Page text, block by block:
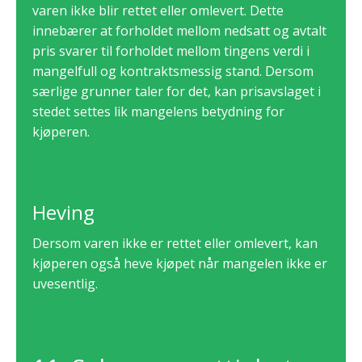
varen ikke blir rettet eller omlevert. Dette
innebærer at forholdet mellom nedsatt og avtalt
pris svarer til forholdet mellom tingens verdi i
mangelfull og kontraktsmessig stand. Dersom
særlige grunner taler for det, kan prisavslaget i
stedet settes lik mangelens betydning for
kjøperen.
Heving
Dersom varen ikke er rettet eller omlevert, kan
kjøperen også heve kjøpet når mangelen ikke er
uvesentlig.